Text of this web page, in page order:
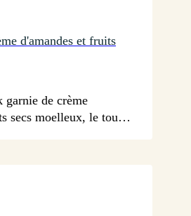
d'amandes et fruits
de crème
secs moelleux, le tout